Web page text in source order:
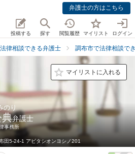
弁護士の方はこちら
投稿する 探す 閲覧履歴 マイリスト ログイン
律相談できる弁護士 調布市で法律相談で
マイリストに入れる
のり
弁護士
事務所
田5-24-1 アビタシオンヨシノ201